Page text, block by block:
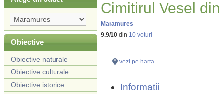
Obiective
Obiective naturale
Obiective culturale
Obiective istorice
Cimitirul Vesel
Maramures
9.9/10 din 10 voturi
vezi pe harta
Informatii